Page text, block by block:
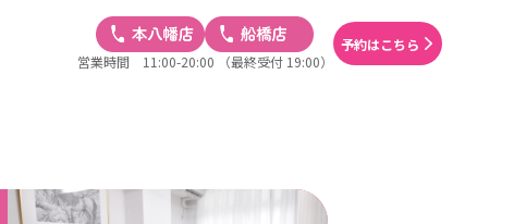
営業時間 11:00-20:00 （最終受付 19:00）
予約はこちら